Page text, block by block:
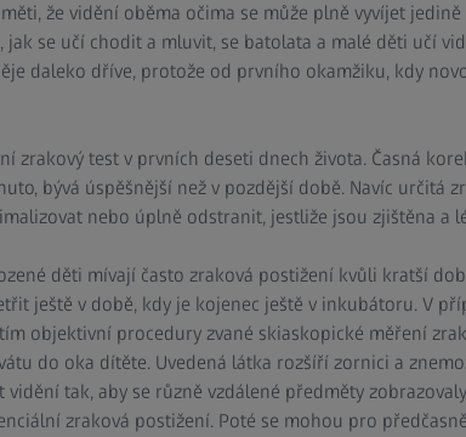
že vidění oběma očima se může plně vyvíjet
jak se učí chodit a mluvit, se batolata a malé děti učí
daleko dříve, protože od prvního okamžiku, kdy
zrakový test v prvních deseti dnech života. Časná
bývá úspěšnější než v pozdější době. Navíc určitá
nebo úplně odstranit, jestliže jsou zjištěna a
děti mívají často zraková postižení kvůli kratší
ještě v době, kdy je kojenec ještě v inkubátoru. V
objektivní procedury zvané skiaskopické měření
do oka dítěte. Uvedená látka rozšíří zornici a
tak, aby se různě vzdálené předměty
zraková postižení. Poté se mohou pro